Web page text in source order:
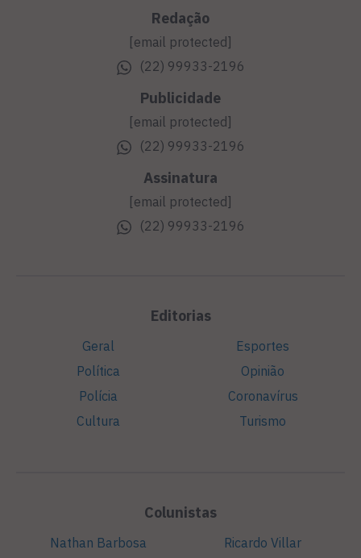
Redação
[email protected]
(22) 99933-2196
Publicidade
[email protected]
(22) 99933-2196
Assinatura
[email protected]
(22) 99933-2196
Editorias
Geral
Política
Polícia
Cultura
Esportes
Opinião
Coronavírus
Turismo
Colunistas
Nathan Barbosa
Ricardo Villar